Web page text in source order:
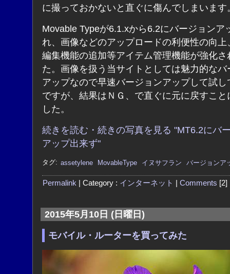
に撮っておかないと直ぐに傷んでしまいます
Movable Typeが6.1.xから6.2にバージョンア
れ、画像などのアップロードの利便性の向上
編集機能の追加等アイテム管理機能が強化さ
た。画像を扱う当サイトとしては魅力的なバ
アップなので早速バージョンアップして試し
ですが、結果はＮＧ、で直ぐに元に戻すこと
した。
続きを読む・続きの写真を見る "MT6.2にバ
アップ出来ず"
タグ: assetylene MovableType イヌサフラン バージョンア
Permalink | Category : インターネット Comments
2015年5月10日 (日曜日)
モバイル・ルーターを買ってみた